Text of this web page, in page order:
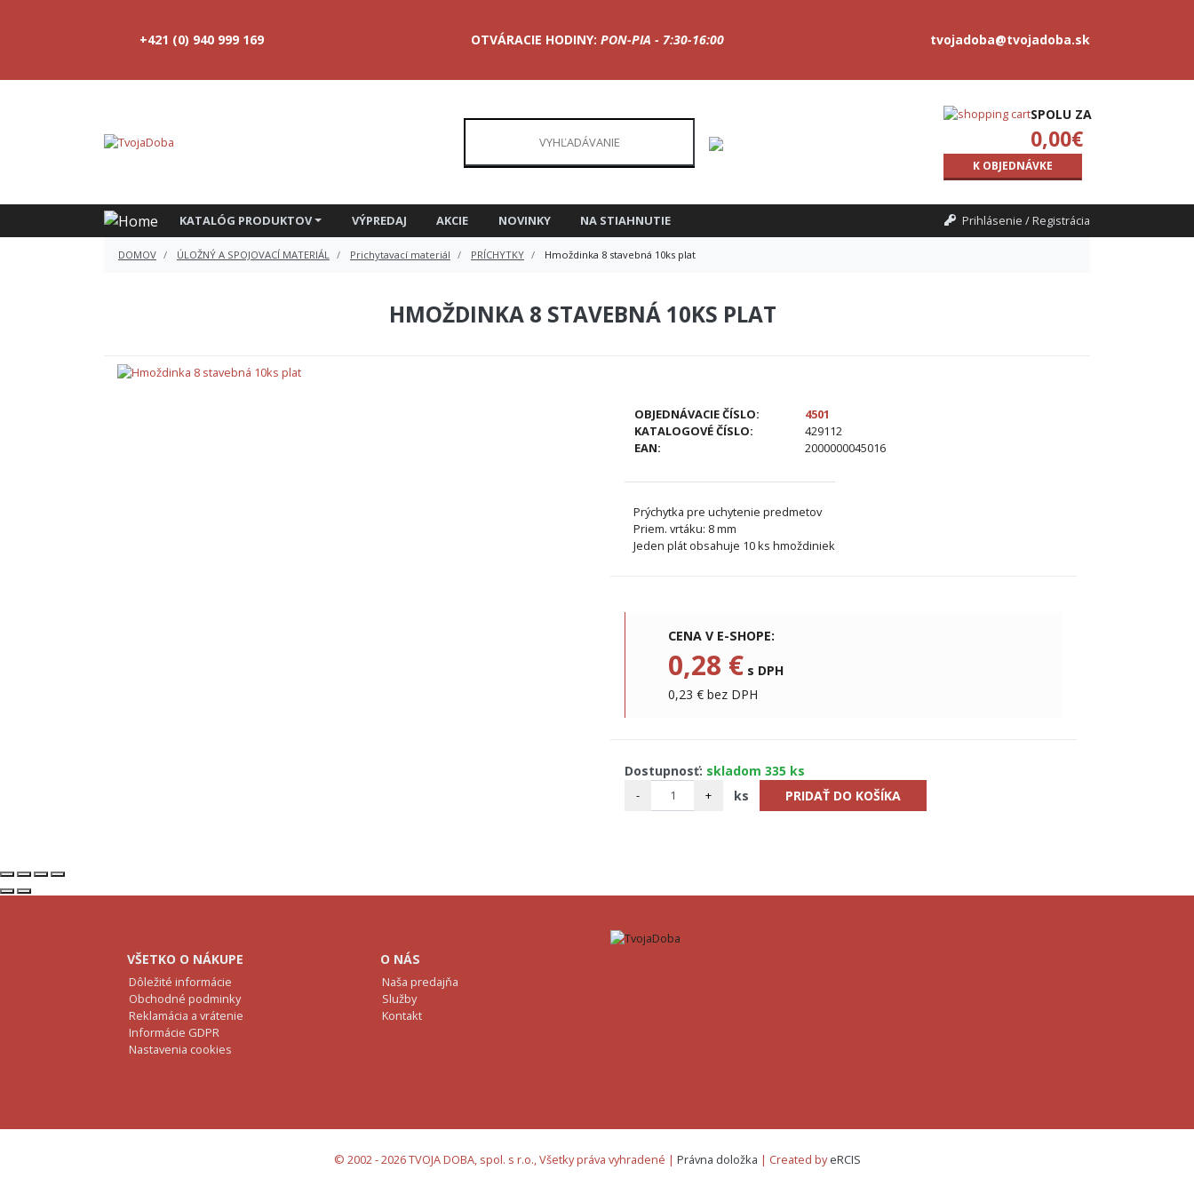
+421 (0) 940 999 169 OTVÁRACIE HODINY: PON-PIA - 7:30-16:00 tvojadoba@tvojadoba.sk
SPOLU ZA
0,00€
K OBJEDNÁVKE
KATALÓG PRODUKTOV VÝPREDAJ AKCIE NOVINKY NA STIAHNUTIE Prihlásenie / Registrácia
DOMOV ÚLOŽNÝ A SPOJOVACÍ MATERIÁL Prichytavací materiál PRÍCHYTKY Hmoždinka 8 stavebná 10ks plat
HMOŽDINKA 8 STAVEBNÁ 10KS PLAT
OBJEDNÁVACIE ČÍSLO:
4501
KATALOGOVÉ ČÍSLO:
429112
EAN:
2000000045016
Prýchytka pre uchytenie predmetov
Priem. vrtáku: 8 mm
Jeden plát obsahuje 10 ks hmoždiniek
CENA V E-SHOPE:
0,28 € s DPH
0,23 € bez DPH
Dostupnosť: skladom 335 ks
- + ks PRIDAŤ DO KOŠÍKA
VŠETKO O NÁKUPE
Dôležité informácie
Obchodné podminky
Reklamácia a vrátenie
Informácie GDPR
Nastavenia cookies
O NÁS
Naša predajňa
Služby
Kontakt
© 2002 - 2026 TVOJA DOBA, spol. s r.o., Všetky práva vyhradené | Právna doložka | Created byeRCIS